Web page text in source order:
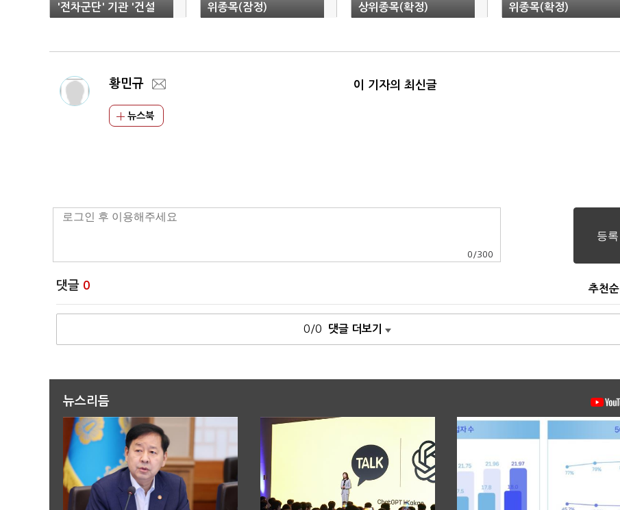
'전차군단' 기관 '건설
주' 공략
위종목(잠정)
상위종목(확정)
위종목(확정)
황민규
뉴스북
이 기자의 최신글
0 /300
댓글 0 추천순
0/0 댓글 더보기
뉴스리듬